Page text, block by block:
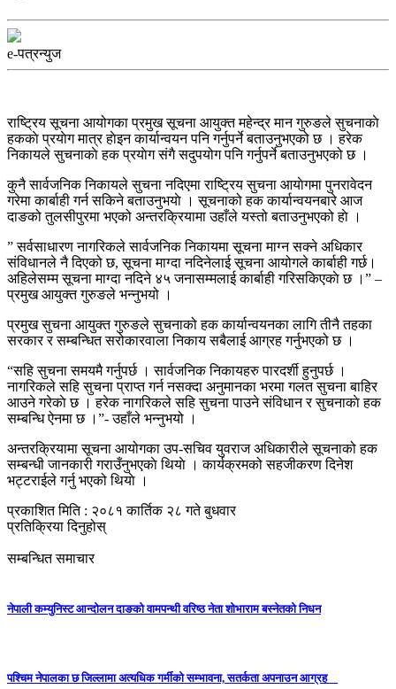
e-पत्रन्युज
राष्ट्रिय सूचना आयोगका प्रमुख सूचना आयुक्त महेन्द्र मान गुरुङले सुचनाकाे
हककाे प्रयाेग मात्र हाेइन कार्यान्वयन पनि गर्नुपर्ने बताउनुभएको छ । हरेक
निकायले सुचनाकाे हक प्रयाेग संगै सदुपयोग पनि गर्नुपर्ने बताउनुभएको छ ।
कुनै सार्वजनिक निकायले सुचना नदिएमा राष्ट्रिय सुचना आयाेगमा पुनरावेदन
गरेमा कार्बाही गर्न सकिने बताउनुभयाे । सूचनाको हक कार्यान्वयनबारे आज
दाङको तुलसीपुरमा भएको अन्तरक्रियामा उहाँले यस्तो बताउनुभएको हाे ।
” सर्वसाधारण नागरिकले सार्वजनिक निकायमा सूचना माग्न सक्ने अधिकार
संविधानले नै दिएको छ, सूचना माग्दा नदिनेलाई सूचना आयोगले कार्बाही गर्छ।
अहिलेसम्म सूचना माग्दा नदिने ४५ जनासम्मलाई कार्बाही गरिसकिएकाे छ ।” –
प्रमुख आयुक्त गुरुङले भन्नुभयो ।
प्रमुख सुचना आयुक्त गुरुङले सुचनाको हक कार्यान्वयनका लागि तीनै तहका
सरकार र सम्बन्धित सरोकारवाला निकाय सबैलाई आग्रह गर्नुभएको छ ।
“सहि सुचना समयमै गर्नुपर्छ । सार्वजनिक निकायहरु पारदर्शी हुनुपर्छ ।
नागरिकले सहि सुचना प्राप्त गर्न नसक्दा अनुमानका भरमा गलत सुचना बाहिर
आउने गरेकाे छ । हरेक नागरिकले सहि सुचना पाउने संविधान र सुचनाकाे हक
सम्बन्धि ऐनमा छ ।”- उहाँले भन्नुभयो ।
अन्तरक्रियामा सूचना आयोगका उप-सचिव युवराज अधिकारीले सूचनाको हक
सम्बन्धी जानकारी गराउँनुभएकाे थियाे । कार्यक्रमको सहजीकरण दिनेश
भट्टराईले गर्नु भएको थियाे ।
प्रकाशित मिति : २०८१ कार्तिक २८ गते बुधवार
प्रतिक्रिया दिनुहोस्
सम्बन्धित समाचार
नेपाली कम्युनिस्ट आन्दोलन दाङको वामपन्थी वरिष्ठ नेता शोभाराम बस्नेतको निधन
पश्चिम नेपालका छ जिल्लामा अत्यधिक गर्मीको सम्भावना, सतर्कता अपनाउन आग्रह